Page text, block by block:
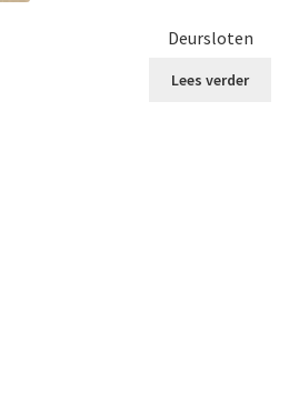
Deursloten
Lees verder